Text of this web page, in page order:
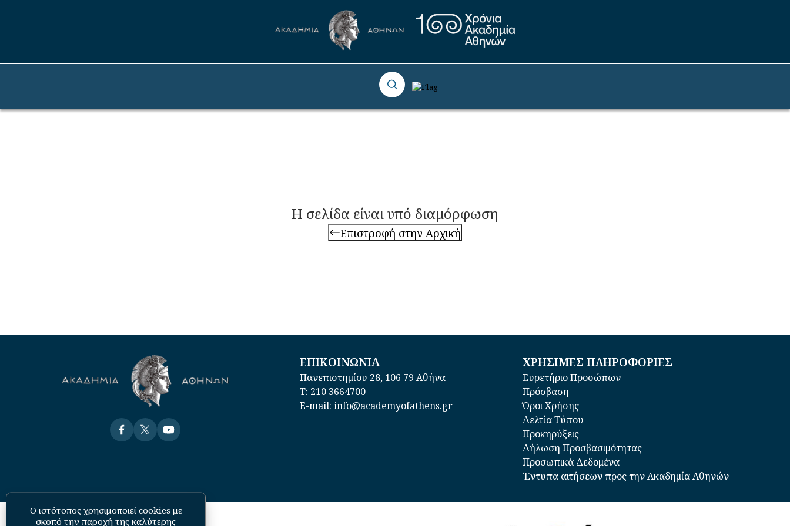
Η σελίδα είναι υπό διαμόρφωση
Επιστροφή στην Αρχική
VisitVisitVisit
ΕΠΙΚΟΙΝΩΝΙΑ
Πανεπιστημίου 28, 106 79 Αθήνα
Τ: 210 3664700
E-mail: info@academyofathens.gr
ΧΡΗΣΙΜΕΣ ΠΛΗΡΟΦΟΡΙΕΣ
Ευρετήριο Προσώπων
Πρόσβαση
Όροι Χρήσης
Δελτία Τύπου
Προκηρύξεις
Δήλωση Προσβασιμότητας
Προσωπικά Δεδομένα
Έντυπα αιτήσεων προς την Ακαδημία Αθηνών
Ο ιστότοπος χρησιμοποιεί cookies με
σκοπό την παροχή της καλύτερης